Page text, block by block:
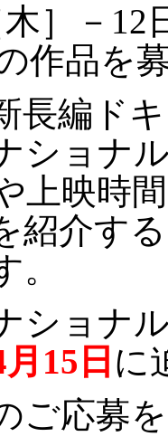
］－12
作品を
長編ド
ショナ
上映時
紹介す
。
ショナ
15日 に
ご応募